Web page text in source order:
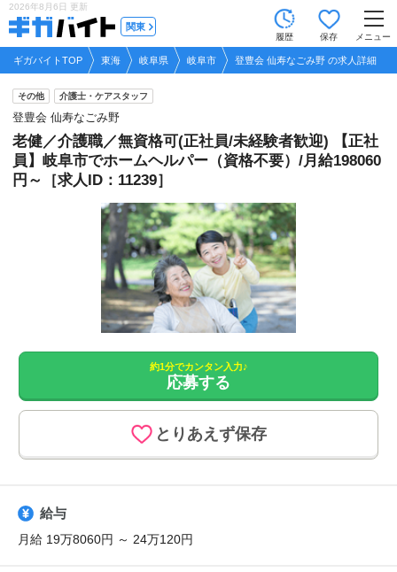
2026年8月6日 更新
関東
履歴 保存 メニュー
ギガバイトTOP 東海 岐阜県 岐阜市 登豊会 仙寿なごみ野 の求人詳細
その他 介護士・ケアスタッフ
登豊会 仙寿なごみ野
老健／介護職／無資格可(正社員/未経験者歓迎) 【正社
員】岐阜市でホームヘルパー（資格不要）/月給198060
円～［求人ID：11239］
約1分でカンタン入力♪
応募する
とりあえず保存
給与
月給 19万8060円 ～ 24万120円